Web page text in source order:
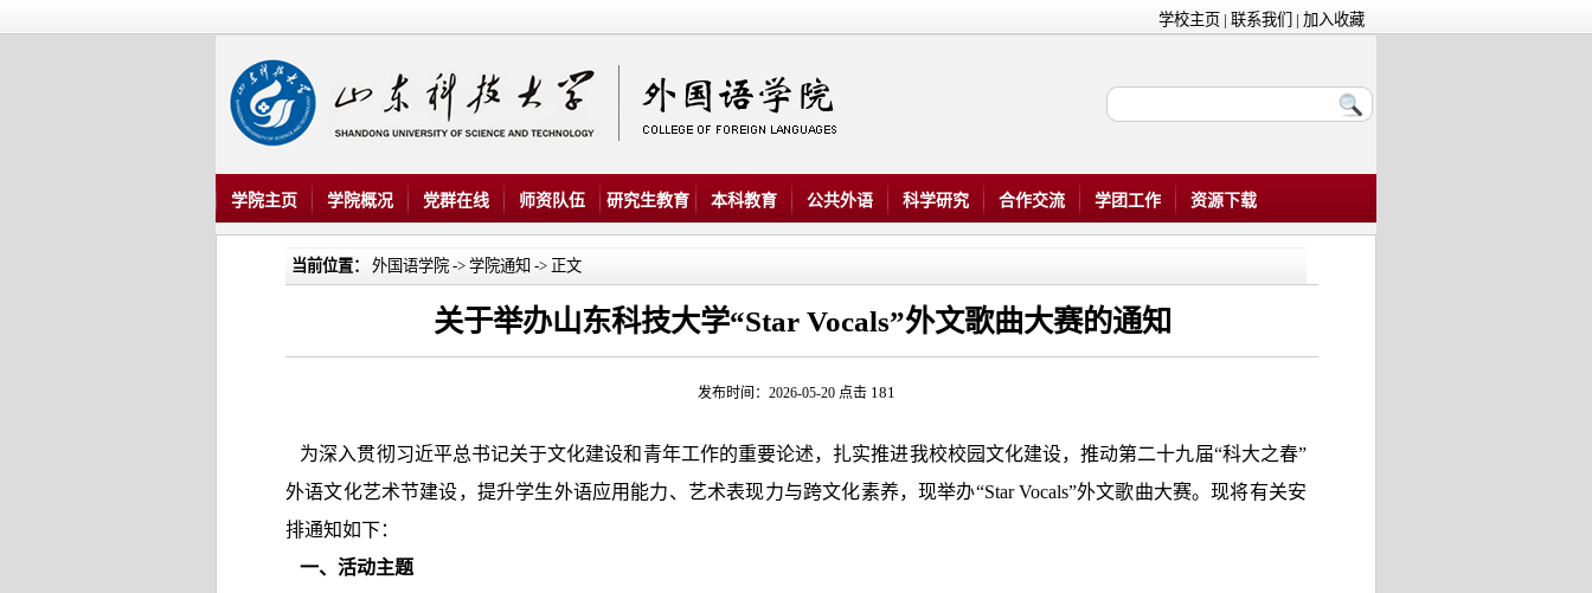
学校主页 | 联系我们 | 加入收藏
学院主页 学院概况 党群在线 师资队伍 研究生教育 本科教育 公共外语 科学研究 合作交流 学团工作 资源下载
当前位置： 外国语学院 -> 学院通知 -> 正文
关于举办山东科技大学“Star Vocals”外文歌曲大赛的通知
发布时间：2026-05-20 点击 181
为深入贯彻习近平总书记关于文化建设和青年工作的重要论述，扎实推进我校校园文化建设，推动第二十九届“科大之春”
外语文化艺术节建设，提升学生外语应用能力、艺术表现力与跨文化素养，现举办“Star Vocals”外文歌曲大赛。现将有关安
排通知如下：
一、活动主题